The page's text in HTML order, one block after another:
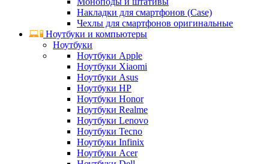
Накладки для смартфонов (Case)
Чехлы для смартфонов оригинальные
Ноутбуки и компьютеры
Ноутбуки
Ноутбуки Apple
Ноутбуки Xiaomi
Ноутбуки Asus
Ноутбуки HP
Ноутбуки Honor
Ноутбуки Realme
Ноутбуки Lenovo
Ноутбуки Tecno
Ноутбуки Infinix
Ноутбуки Acer